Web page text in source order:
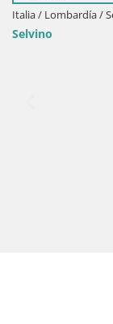
Italia / Lombardía /
Selvino